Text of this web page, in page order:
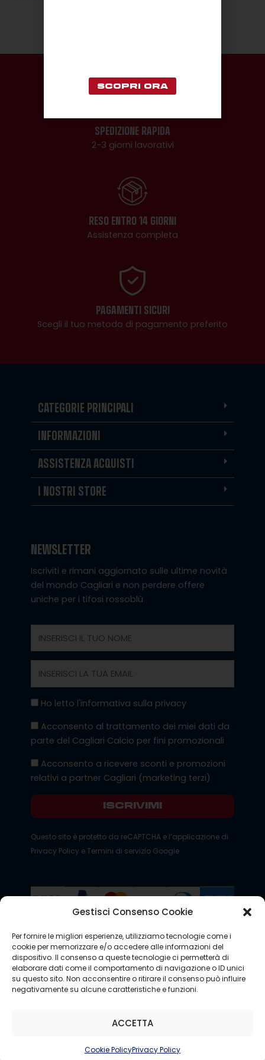
Gestisci Consenso Cookie
Per fornire le migliori esperienze, utilizziamo tecnologie come i
cookie per memorizzare e/o accedere alle informazioni del
dispositivo. Il consenso a queste tecnologie ci permetterà di
elaborare dati come il comportamento di navigazione o ID unici
su questo sito. Non acconsentire o ritirare il consenso può influire
negativamente su alcune caratteristiche e funzioni.
ACCETTA
Cookie PolicyPrivacy Policy
SPEDIZIONE RAPIDA
2-3 giorni lavorativi
RESO ENTRO 14 GIORNI
Assistenza completa
PAGAMENTI SICURI
Scegli il tuo metodo di pagamento preferito
CATEGORIE PRINCIPALI
INFORMAZIONI
ASSISTENZA ACQUISTI
I NOSTRI STORE
NEWSLETTER
Iscriviti e rimani aggiornato sulle ultime novità
del mondo Cagliari e non perdere offere
uniche per i tifosi rossoblù
Privacy
Ho letto l'informativa sulla privacy
Marketing
Acconsento al trattamento dei miei dati da
parte del Cagliari Calcio per fini promozionali
Marketing
Terzi
Acconsento a ricevere sconti e promozioni
relativi a partner Cagliari (marketing terzi)
ISCRIVIMI
Questo sito è protetto da reCAPTCHA e l’applicazione di
Privacy Policy e Termini di servizio Google
Copyright © 2026 - Cagliari Calcio S.p.a - Partita IVA
IT00271200925
Powered by Riccardo Casu
SCOPRI ORA